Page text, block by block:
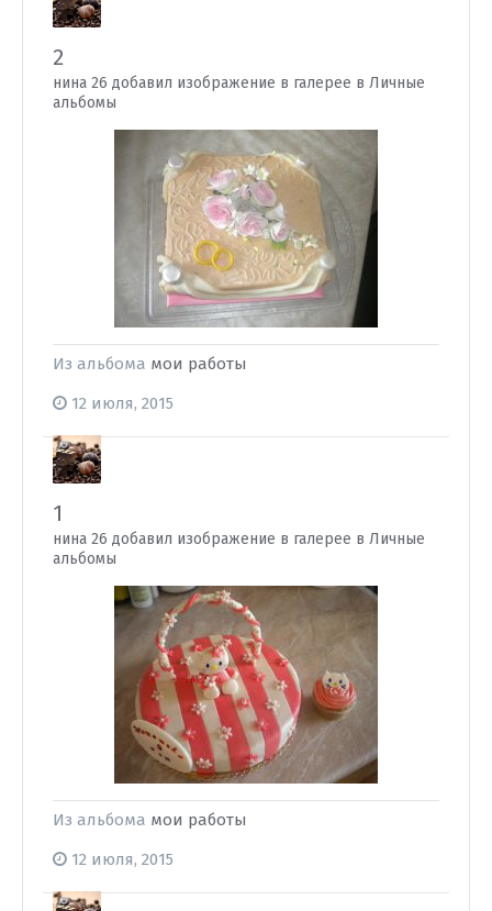
2
нина 26 добавил изображение в галерее в Личные
альбомы
Из альбома мои работы
12 июля, 2015
1
нина 26 добавил изображение в галерее в Личные
альбомы
Из альбома мои работы
12 июля, 2015